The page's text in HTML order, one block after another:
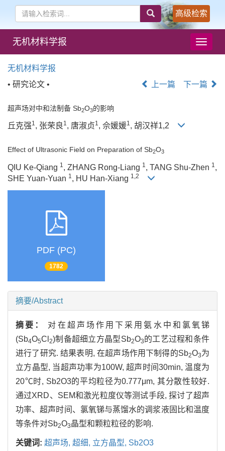
高级检索
导
航
无机材料学报
无机材料学报
• 研究论文 •
上一篇 下一篇
超声场对中和法制备 Sb2O3的影响
丘克强1, 张荣良 1, 唐淑贞1, 佘媛媛1, 胡汉祥1,2
Effect of Ultrasonic Field on Preparation of Sb2O3
QIU Ke-Qiang 1 , ZHANG Rong-Liang 1 , TANG Shu-Zhen 1 ,
SHE Yuan-Yuan 1 , HU Han-Xiang 1,2
PDF (PC)
1782
摘要/Abstract
摘要： 对在超声场作用下采用氨水中和氯氧锑
(Sb4O5Cl 2)制备超细立方晶型Sb2O3的工艺过程和条件
进行了研究. 结果表明, 在超声场作用下制得的Sb2O3为
立方晶型, 当超声功率为100W, 超声时间30min, 温度为
20℃时, Sb2O3的平均粒径为0.777μm, 其分散性较好.
通过XRD、SEM和激光粒度仪等测试手段, 探讨了超声
功率、超声时间、氯氧锑与蒸馏水的调浆液固比和温度
等条件对Sb2O3晶型和颗粒粒径的影响.
关键词: 超声场, 超细, 立方晶型, Sb2O3